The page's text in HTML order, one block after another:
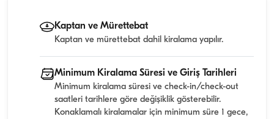
Kaptan ve Mürettebat
Kaptan ve mürettebat dahil kiralama yapılır.
Minimum Kiralama Süresi ve Giriş Tarihleri
Minimum kiralama süresi ve check-in/check-out
saatleri tarihlere göre değişiklik gösterebilir.
Konaklamalı kiralamalar için minimum süre 1 gece,